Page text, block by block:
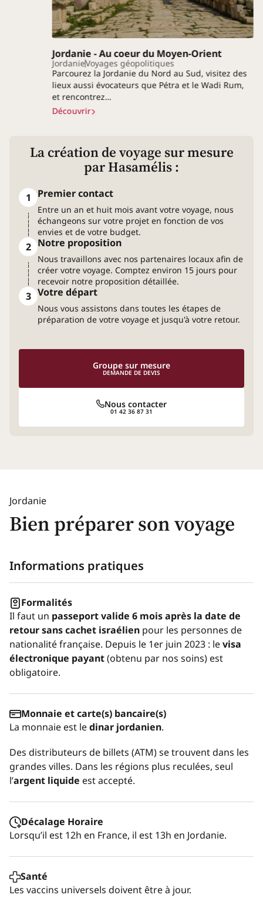
Jordanie - Au coeur du Moyen-Orient
JordanieVoyages géopolitiques
Parcourez la Jordanie du Nord au Sud, visitez des
lieux aussi évocateurs que Pétra et le Wadi Rum,
et rencontrez…
Découvrir
La création de voyage sur mesure
par Hasamélis :
1 Premier contact
Entre un an et huit mois avant votre voyage, nous
échangeons sur votre projet en fonction de vos
envies et de votre budget.
2 Notre proposition
Nous travaillons avec nos partenaires locaux afin de
créer votre voyage. Comptez environ 15 jours pour
recevoir notre proposition détaillée.
3 Votre départ
Nous vous assistons dans toutes les étapes de
préparation de votre voyage et jusqu'à votre retour.
Nous contacter
01 42 36 87 31
Groupe sur mesure
DEMANDE DE DEVIS
Jordanie
Bien préparer son voyage
Informations pratiques
Formalités
Il faut un passeport valide 6 mois après la date de
retour sans cachet israélien pour les personnes de
nationalité française. Depuis le 1er juin 2023 : levisa
électronique payant(obtenu par nos soins) est
obligatoire.
Monnaie et carte(s) bancaire(s)
La monnaie est ledinar jordanien.
Des distributeurs de billets (ATM) se trouvent dans les
grandes villes. Dans les régions plus reculées, seul
l’argent liquide est accepté.
Décalage Horaire
Lorsqu’il est 12h en France, il est 13h en Jordanie.
Santé
Les vaccins universels doivent être à jour.